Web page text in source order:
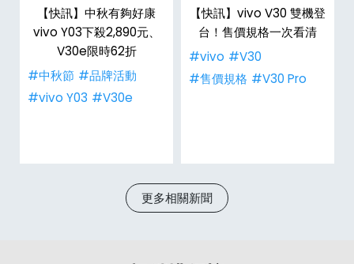
【快訊】中秋有夠好康
vivo Y03下殺2,890元、
V30e限時62折
#中秋節 #品牌活動
#vivo Y03 #V30e
【快訊】vivo V30 雙機登
台！售價規格一次看清
#vivo #V30
#售價規格 #V30 Pro
更多相關新聞